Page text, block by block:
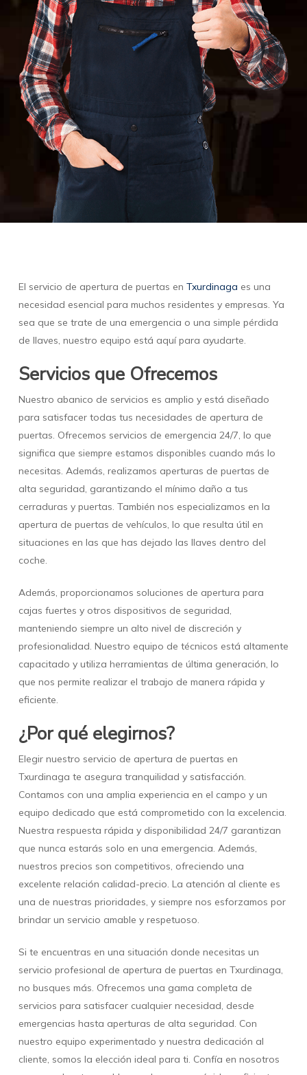
El servicio de apertura de puertas en Txurdinaga es una
necesidad esencial para muchos residentes y empresas. Ya
sea que se trate de una emergencia o una simple pérdida
de llaves, nuestro equipo está aquí para ayudarte.
Servicios que Ofrecemos
Nuestro abanico de servicios es amplio y está diseñado
para satisfacer todas tus necesidades de apertura de
puertas. Ofrecemos servicios de emergencia 24/7, lo que
significa que siempre estamos disponibles cuando más lo
necesitas. Además, realizamos aperturas de puertas de
alta seguridad, garantizando el mínimo daño a tus
cerraduras y puertas. También nos especializamos en la
apertura de puertas de vehículos, lo que resulta útil en
situaciones en las que has dejado las llaves dentro del
coche.
Además, proporcionamos soluciones de apertura para
cajas fuertes y otros dispositivos de seguridad,
manteniendo siempre un alto nivel de discreción y
profesionalidad. Nuestro equipo de técnicos está altamente
capacitado y utiliza herramientas de última generación, lo
que nos permite realizar el trabajo de manera rápida y
eficiente.
¿Por qué elegirnos?
Elegir nuestro servicio de apertura de puertas en
Txurdinaga te asegura tranquilidad y satisfacción.
Contamos con una amplia experiencia en el campo y un
equipo dedicado que está comprometido con la excelencia.
Nuestra respuesta rápida y disponibilidad 24/7 garantizan
que nunca estarás solo en una emergencia. Además,
nuestros precios son competitivos, ofreciendo una
excelente relación calidad-precio. La atención al cliente es
una de nuestras prioridades, y siempre nos esforzamos por
brindar un servicio amable y respetuoso.
Si te encuentras en una situación donde necesitas un
servicio profesional de apertura de puertas en Txurdinaga,
no busques más. Ofrecemos una gama completa de
servicios para satisfacer cualquier necesidad, desde
emergencias hasta aperturas de alta seguridad. Con
nuestro equipo experimentado y nuestra dedicación al
cliente, somos la elección ideal para ti. Confía en nosotros